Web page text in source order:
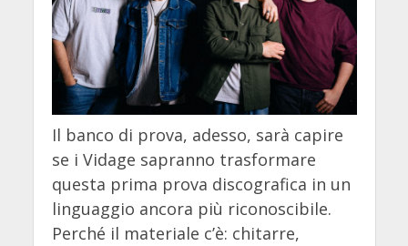
Il banco di prova, adesso, sarà capire
se i Vidage sapranno trasformare
questa prima prova discografica in un
linguaggio ancora più riconoscibile.
Perché il materiale c’è: chitarre,